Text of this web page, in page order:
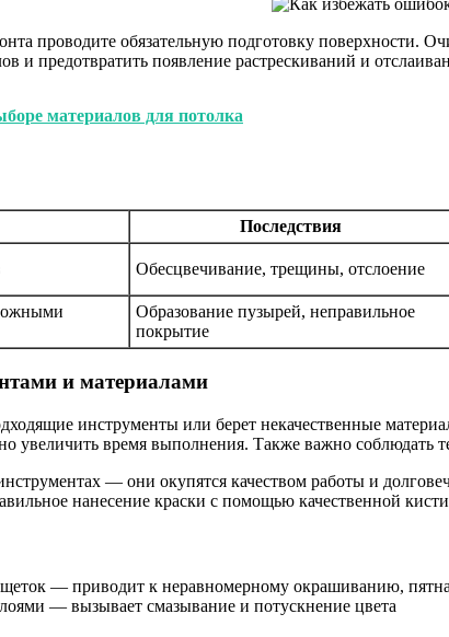
проводите обязательную подготовку поверхности.
и предотвратить появление растрескиваний и
материалов для потолка
Последствия
Обесцвечивание, трещины, отслоение
Образование пузырей, неправильное
покрытие
и материалами
инструменты или берет некачественные
увеличить время выполнения. Также важно соблюдать
— они окупятся качеством работы и
нанесение краски с помощью качественной
— приводит к неравномерному окрашиванию,
— вызывает смазывание и потускнение цвета